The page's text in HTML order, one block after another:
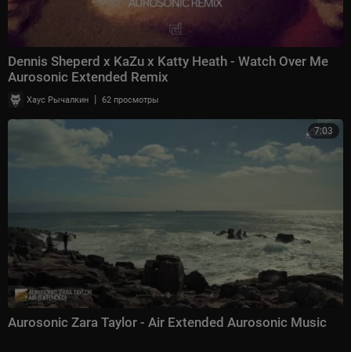
Dennis Sheperd x KaZu x Katty Heath - Watch Over Me
Aurosonic Extended Remix
Хаус Рычалкин | 62 просмотры
7:03
Aurosonic Zara Taylor - Air Extended Aurosonic Music